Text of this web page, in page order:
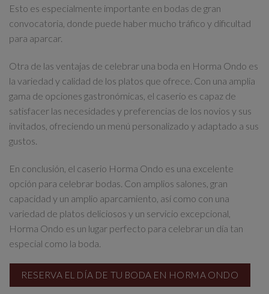
Esto es especialmente importante en bodas de gran
convocatoria, donde puede haber mucho tráfico y dificultad
para aparcar.
Otra de las ventajas de celebrar una boda en Horma Ondo es
la variedad y calidad de los platos que ofrece. Con una amplia
gama de opciones gastronómicas, el caserio es capaz de
satisfacer las necesidades y preferencias de los novios y sus
invitados, ofreciendo un menú personalizado y adaptado a sus
gustos.
En conclusión, el caserio Horma Ondo es una excelente
opción para celebrar bodas. Con amplios salones, gran
capacidad y un amplio aparcamiento, así como con una
variedad de platos deliciosos y un servicio excepcional,
Horma Ondo es un lugar perfecto para celebrar un día tan
especial como la boda.
RESERVA EL DÍA DE TU BODA EN HORMA ONDO